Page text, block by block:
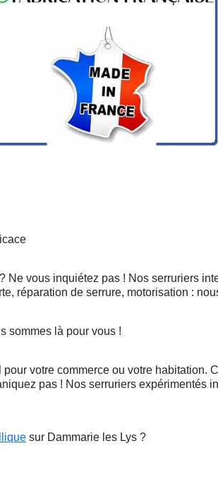
Ne vous inquiétez pas ! Nos serruriers
réparation de serrure, motorisation :
sommes là pour vous !
votre commerce ou votre habitation.
pas ! Nos serruriers expérimentés
sur Dammarie les Lys ?